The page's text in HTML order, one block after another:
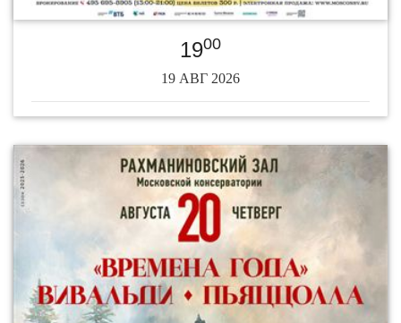
1900
19 АВГ 2026